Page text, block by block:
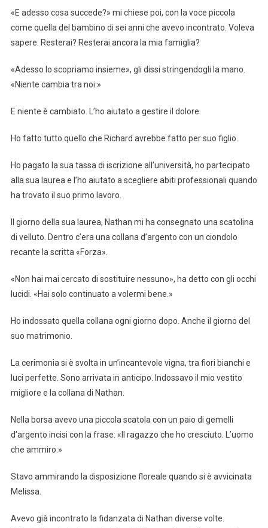
«E adesso cosa succede?» mi chiese poi, con la voce piccola
come quella del bambino di sei anni che avevo incontrato. Voleva
sapere: Resterai? Resterai ancora la mia famiglia?
«Adesso lo scopriamo insieme», gli dissi stringendogli la mano.
«Niente cambia tra noi.»
E niente è cambiato. L’ho aiutato a gestire il dolore.
Ho fatto tutto quello che Richard avrebbe fatto per suo figlio.
Ho pagato la sua tassa di iscrizione all’università, ho partecipato
alla sua laurea e l’ho aiutato a scegliere abiti professionali quando
ha trovato il suo primo lavoro.
Il giorno della sua laurea, Nathan mi ha consegnato una scatolina
di velluto. Dentro c’era una collana d’argento con un ciondolo
recante la scritta «Forza».
«Non hai mai cercato di sostituire nessuno», ha detto con gli occhi
lucidi. «Hai solo continuato a volermi bene.»
Ho indossato quella collana ogni giorno dopo. Anche il giorno del
suo matrimonio.
La cerimonia si è svolta in un’incantevole vigna, tra fiori bianchi e
luci perfette. Sono arrivata in anticipo. Indossavo il mio vestito
migliore e la collana di Nathan.
Nella borsa avevo una piccola scatola con un paio di gemelli
d’argento incisi con la frase: «Il ragazzo che ho cresciuto. L’uomo
che ammiro.»
Stavo ammirando la disposizione floreale quando si è avvicinata
Melissa.
Avevo già incontrato la fidanzata di Nathan diverse volte.